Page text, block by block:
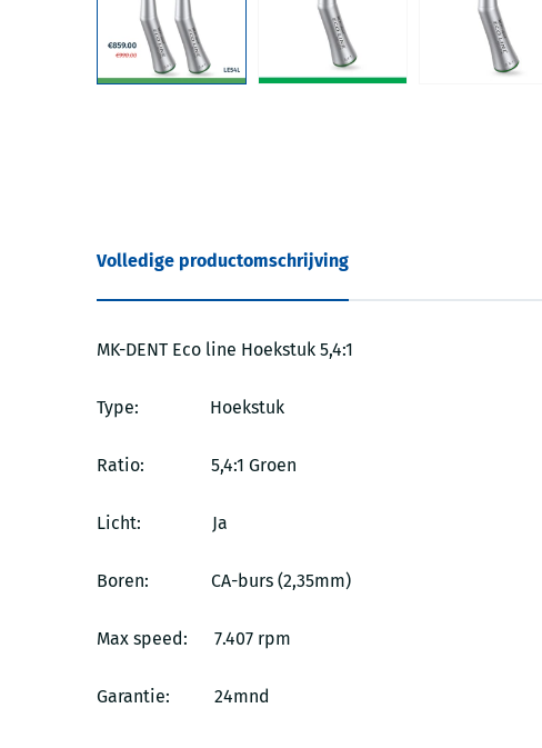
Volledige productomschrijving
MK-DENT Eco line Hoekstuk 5,4:1
Type: Hoekstuk
Ratio: 5,4:1 Groen
Licht: Ja
Boren: CA-burs (2,35mm)
Max speed: 7.407 rpm
Garantie: 24mnd